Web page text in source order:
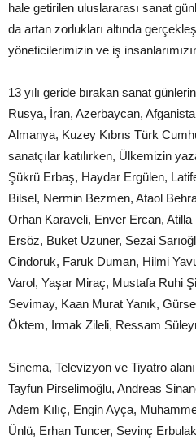
hale getirilen uluslararası sanat
da artan zorlukları altında
yöneticilerimizin ve iş
13 yılı geride bırakan sanat
Rusya, İran, Azerbaycan,
Almanya, Kuzey Kıbrıs Türk
sanatçılar katılırken, Ülkemizin
Şükrü Erbaş, Haydar Ergülen,
Bilsel, Nermin Bezmen, Ataol
Orhan Karaveli, Enver Ercan, Atilla
Ersöz, Buket Uzuner, Sezai
Cindoruk, Faruk Duman, Hilmi
Varol, Yaşar Miraç, Mustafa Ruhi
Sevimay, Kaan Murat Yanık,
Öktem, Irmak Zileli, Ressam
Sinema, Televizyon ve Tiyatro
Tayfun Pirselimoğlu, Andreas
Adem Kılıç, Engin Ayça,
Ünlü, Erhan Tuncer, Sevinç